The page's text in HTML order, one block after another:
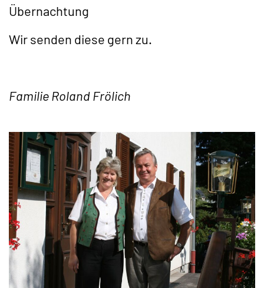
Übernachtung
Wir senden diese gern zu.
Familie Roland Frölich